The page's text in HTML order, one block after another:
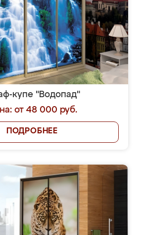
купе "Водопад"
от 48 000 руб.
ПОДРОБНЕЕ